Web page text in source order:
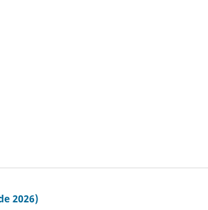
2026)